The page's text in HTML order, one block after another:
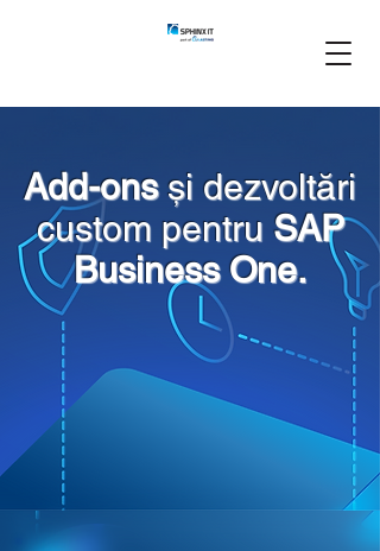
Add-onsși dezvoltări
custom pentru SAP
Business One.